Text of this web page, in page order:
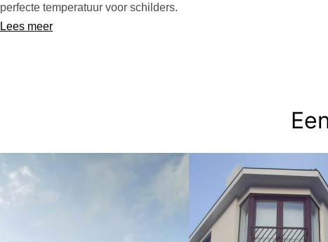
perfecte temperatuur voor schilders.
Lees meer